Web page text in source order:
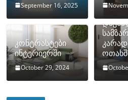
September 16, 2025
კონტრასტები
ინტერიერში
October 29, 2024
როგორ